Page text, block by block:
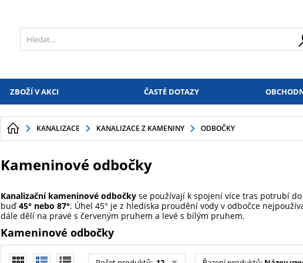
ZBOŽÍ V AKCI ČASTÉ DOTAZY
KANALIZACE KANALIZACE Z KAMENINY ODBOČKY
Kameninové odbočky
Kanalizační kameninové odbočkyse používají k spojení více tras potrubí
buď45° nebo 87°. Úhel 45° je z hlediska proudění vody v odbočce
dále dělí na pravé s červeným pruhem a levé s bílým pruhem.
Kameninové odbočky